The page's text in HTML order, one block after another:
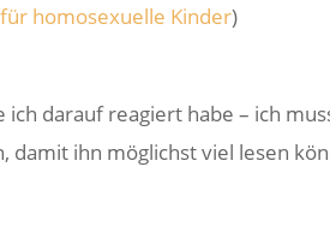
homosexuelle Kinder)
darauf reagiert habe – ich
damit ihn möglichst viel lesen